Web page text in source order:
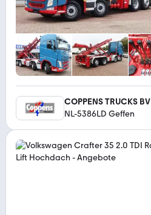
COPPENS TRUCKS BV
NL-5386LD Geffen